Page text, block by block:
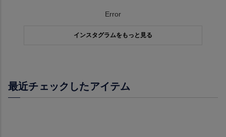
Error
インスタグラムをもっと見る
最近チェックしたアイテム